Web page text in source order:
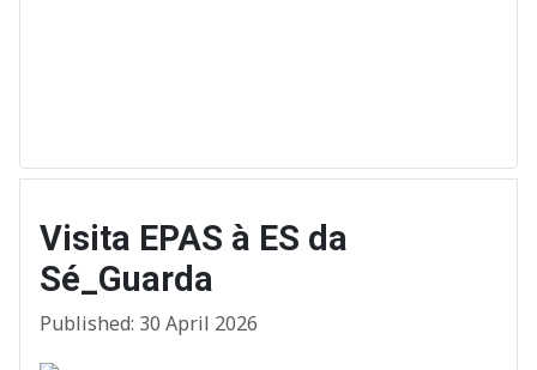
Visita EPAS à ES da
Sé_Guarda
Published: 30 April 2026